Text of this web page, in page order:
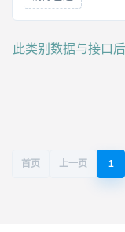
此类别数据与接口
首页 上一页 1